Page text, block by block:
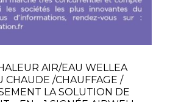
AIR/EAU WELLEA
CHAUDE /CHAUFFAGE /
LA SOLUTION DE